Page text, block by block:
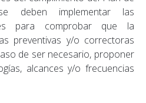
deben implementar las
para comprobar que la
preventivas y/o correctoras
de ser necesario, proponer
alcances y/o frecuencias